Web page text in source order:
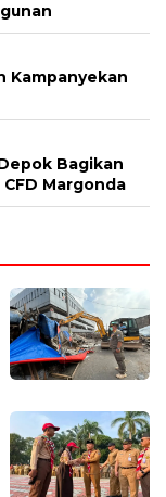
Kampanyekan
Bagikan
Margonda